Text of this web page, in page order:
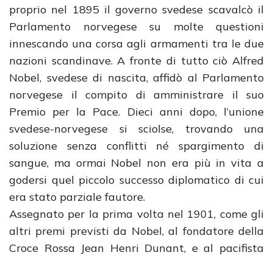
proprio nel 1895 il governo svedese scavalcò il
Parlamento norvegese su molte questioni
innescando una corsa agli armamenti tra le due
nazioni scandinave. A fronte di tutto ciò Alfred
Nobel, svedese di nascita, affidò al Parlamento
norvegese il compito di amministrare il suo
Premio per la Pace. Dieci anni dopo, l’unione
svedese-norvegese si sciolse, trovando una
soluzione senza conflitti né spargimento di
sangue, ma ormai Nobel non era più in vita a
godersi quel piccolo successo diplomatico di cui
era stato parziale fautore.
Assegnato per la prima volta nel 1901, come gli
altri premi previsti da Nobel, al fondatore della
Croce Rossa Jean Henri Dunant, e al pacifista